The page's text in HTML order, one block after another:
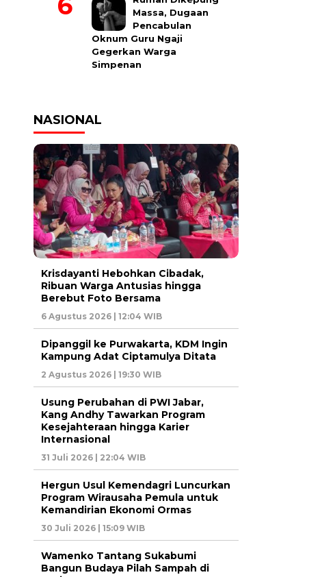
Massa, Dugaan
Pencabulan
Oknum Guru Ngaji
Gegerkan Warga
Simpenan
NASIONAL
Krisdayanti Hebohkan Cibadak,
Ribuan Warga Antusias hingga
Berebut Foto Bersama
6 Agustus 2026 | 12:04 WIB
Dipanggil ke Purwakarta, KDM Ingin
Kampung Adat Ciptamulya Ditata
2 Agustus 2026 | 19:30 WIB
Usung Perubahan di PWI Jabar,
Kang Andhy Tawarkan Program
Kesejahteraan hingga Karier
Internasional
31 Juli 2026 | 22:04 WIB
Hergun Usul Kemendagri Luncurkan
Program Wirausaha Pemula untuk
Kemandirian Ekonomi Ormas
30 Juli 2026 | 15:09 WIB
Wamenko Tantang Sukabumi
Bangun Budaya Pilah Sampah di